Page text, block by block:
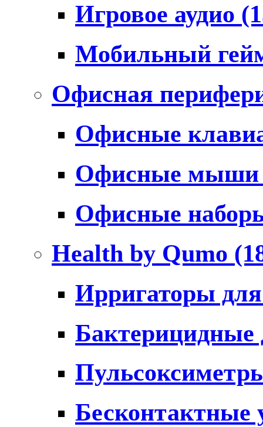
Игровое аудио
Мобильный
Офисная
Офисные
Офисные
Офисные
Health by Qumo
Ирригаторы
Бесконтактные